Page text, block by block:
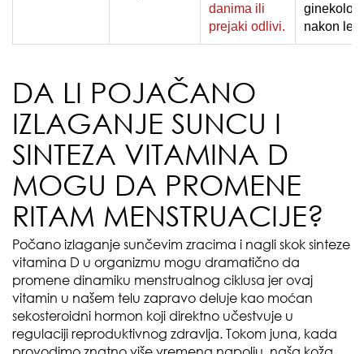
danima ili
prejaki odlivi.
nakon
DA LI POJAČANO
IZLAGANJE SUNCU I
SINTEZA VITAMINA D
MOGU DA PROMENE
RITAM MENSTRUACIJE?
Počano izlaganje sunčevim zracima i nagli skok sinteze
vitamina D u organizmu mogu dramatično da
promene dinamiku menstrualnog ciklusa jer ovaj
vitamin u našem telu zapravo deluje kao moćan
sekosteroidni hormon koji direktno učestvuje u
regulaciji reproduktivnog zdravlja. Tokom juna, kada